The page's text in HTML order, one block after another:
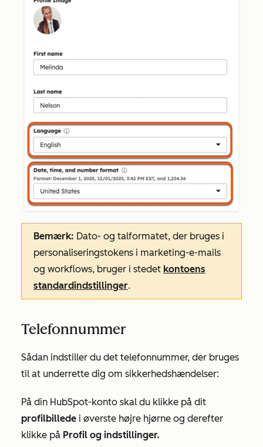
Bemærk: Dato- og talformatet, der bruges i
personaliseringstokens i marketing-e-mails
og workflows, bruger i stedet kontoens
standardindstillinger.
Telefonnummer
Sådan indstiller du det telefonnummer, der bruges
til at underrette dig om sikkerhedshændelser:
På din HubSpot-konto skal du klikke på dit
profilbillede i øverste højre hjørne og derefter
klikke på Profil og indstillinger.